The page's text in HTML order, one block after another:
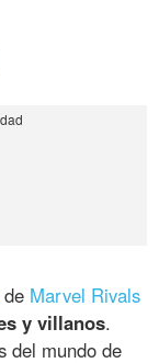
de Marvel Rivals
y villanos.
del mundo de